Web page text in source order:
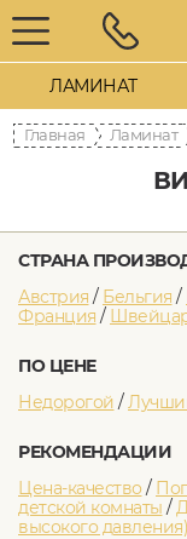
ЛАМИНАТ
Главная Ламинат
СТРАНА
Австрия / Бельгия /
Франция /
ПО ЦЕНЕ
Недорогой /
РЕКОМЕНДАЦИИ
Цена-качество /
детской комнаты /
высокого давления)